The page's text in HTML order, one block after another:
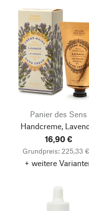
Panier des Sens
Handcreme,
16,90 €
Grundpreis: 225,33
+ weitere